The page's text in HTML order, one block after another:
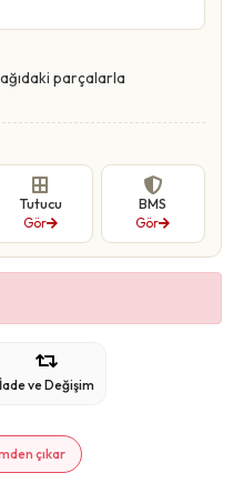
parçalarla
Tutucu
Gör
BMS
Gör
İade ve Değişim
çıkar